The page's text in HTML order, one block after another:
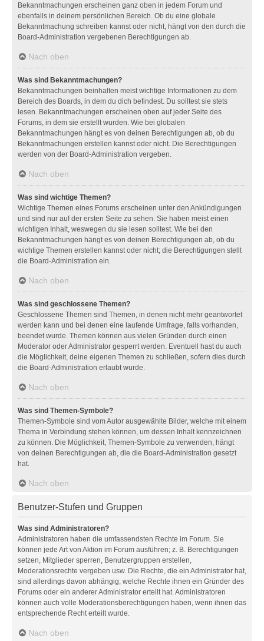
Bekanntmachungen erscheinen ganz oben in jedem Forum und
ebenfalls in deinem persönlichen Bereich. Ob du eine globale
Bekanntmachung schreiben kannst oder nicht, hängt von den durch die
Board-Administration vergebenen Berechtigungen ab.
Nach oben
Was sind Bekanntmachungen?
Bekanntmachungen beinhalten meist wichtige Informationen zu dem
Bereich des Boards, in dem du dich befindest. Du solltest sie stets
lesen. Bekanntmachungen erscheinen oben auf jeder Seite des
Forums, in dem sie erstellt wurden. Wie bei globalen
Bekanntmachungen hängt es von deinen Berechtigungen ab, ob du
Bekanntmachungen erstellen kannst oder nicht. Die Berechtigungen
werden von der Board-Administration vergeben.
Nach oben
Was sind wichtige Themen?
Wichtige Themen eines Forums erscheinen unter den Ankündigungen
und sind nur auf der ersten Seite zu sehen. Sie haben meist einen
wichtigen Inhalt, weswegen du sie lesen solltest. Wie bei den
Bekanntmachungen hängt es von deinen Berechtigungen ab, ob du
wichtige Themen erstellen kannst oder nicht; die Berechtigungen stellt
die Board-Administration ein.
Nach oben
Was sind geschlossene Themen?
Geschlossene Themen sind Themen, in denen nicht mehr geantwortet
werden kann und bei denen eine laufende Umfrage, falls vorhanden,
beendet wurde. Themen können aus vielen Gründen durch einen
Moderator oder Administrator gesperrt werden. Eventuell hast du auch
die Möglichkeit, deine eigenen Themen zu schließen, sofern dies durch
die Board-Administration erlaubt wurde.
Nach oben
Was sind Themen-Symbole?
Themen-Symbole sind vom Autor ausgewählte Bilder, welche mit einem
Thema in Verbindung stehen können, um dessen Inhalt kennzeichnen
zu können. Die Möglichkeit, Themen-Symbole zu verwenden, hängt
von deinen Berechtigungen ab, die die Board-Administration gesetzt
hat.
Nach oben
Benutzer-Stufen und Gruppen
Was sind Administratoren?
Administratoren haben die umfassendsten Rechte im Forum. Sie
können jede Art von Aktion im Forum ausführen; z. B. Berechtigungen
setzen, Mitglieder sperren, Benutzergruppen erstellen,
Moderationsrechte vergeben usw. Die Rechte, die ein Administrator hat,
sind allerdings davon abhängig, welche Rechte ihnen ein Gründer des
Forums oder ein anderer Administrator erteilt hat. Administratoren
können auch volle Moderationsberechtigungen haben, wenn ihnen das
entsprechende Recht erteilt wurde.
Nach oben